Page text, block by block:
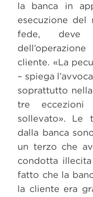
la banca in
esecuzione del
fede, deve
cliente. «La
– spiega
soprattutto
tre
sollevato». Le
dalla banca
un terzo che
condotta
fatto che la
la cliente era